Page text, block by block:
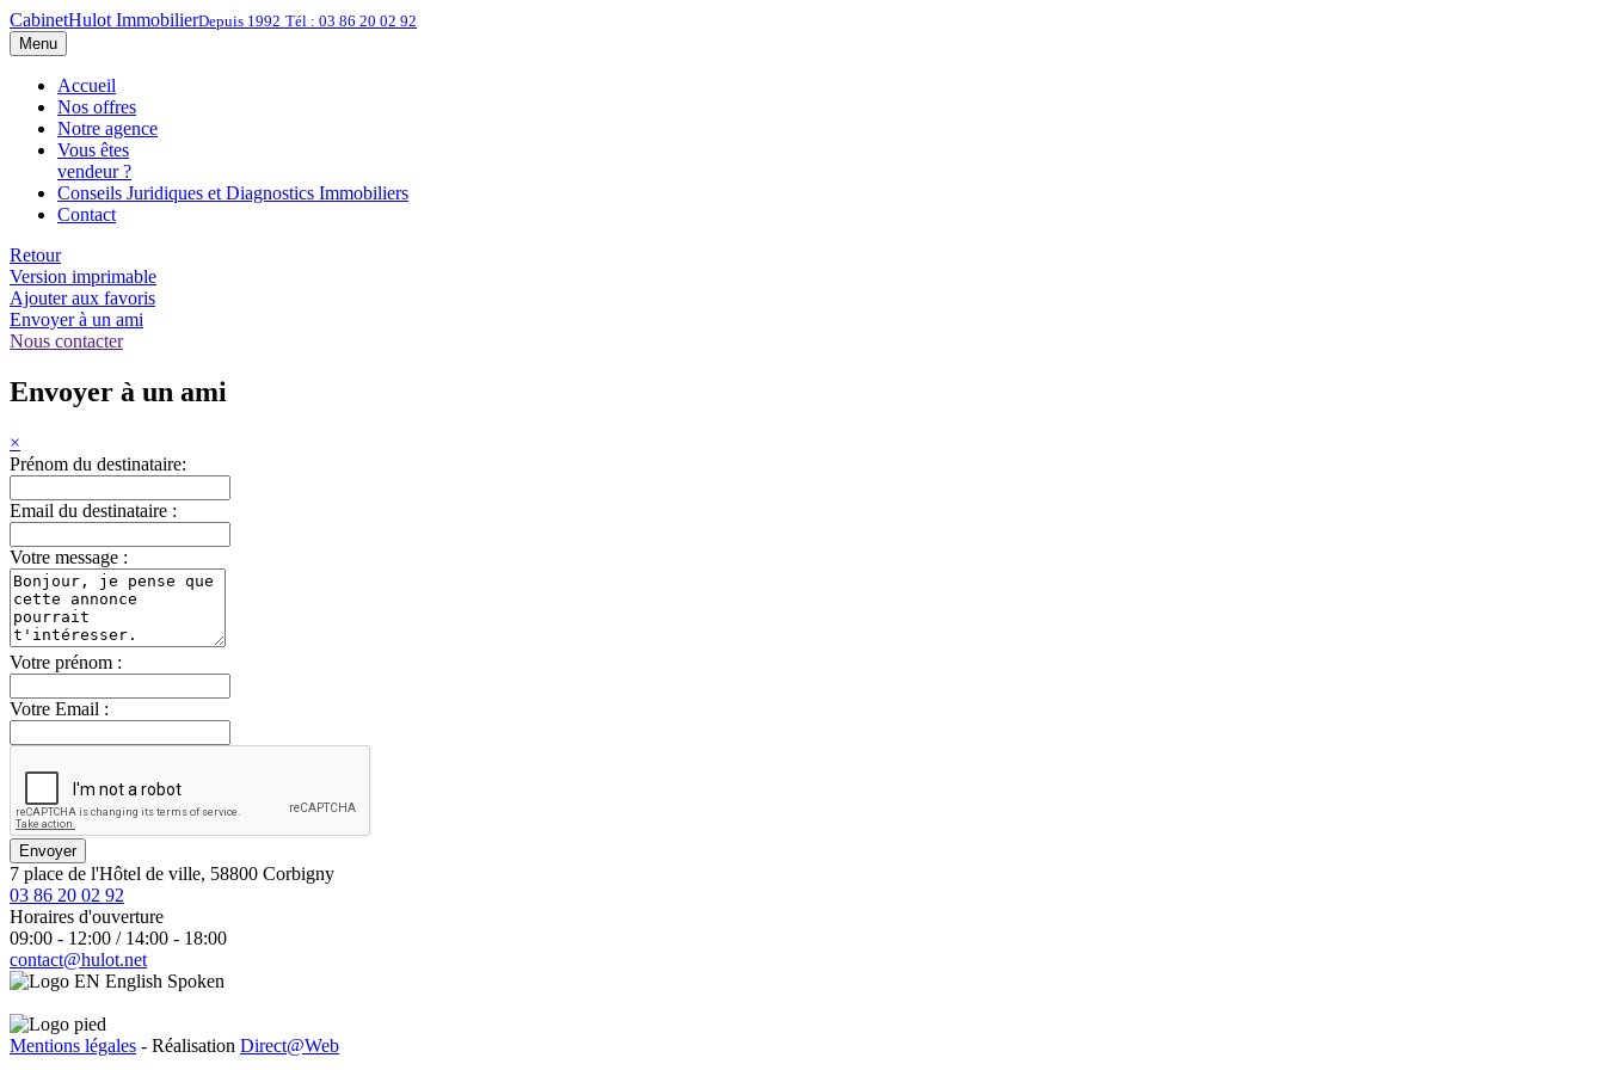
CabinetHulot ImmobilierDepuis 1992 Tél : 03 86 20 02 92
Menu
Accueil
Nos offres
Notre agence
Vous êtes
vendeur ?
Conseils Juridiques et Diagnostics Immobiliers
Contact
Retour
Version imprimable
Ajouter aux favoris
Envoyer à un ami
Nous contacter
Envoyer à un ami
×
Prénom du destinataire:
Email du destinataire :
Votre message :
Votre prénom :
Votre Email :
Envoyer
7 place de l'Hôtel de ville, 58800 Corbigny
03 86 20 02 92
Horaires d'ouverture
09:00 - 12:00 / 14:00 - 18:00
contact@hulot.net
English Spoken
Mentions légales - Réalisation Direct@Web